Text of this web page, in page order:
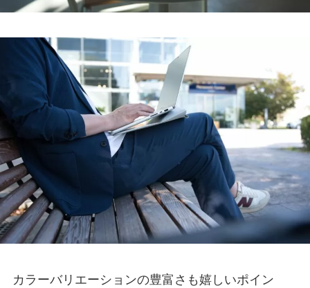
カラーバリエーションの豊富さも嬉しいポイン